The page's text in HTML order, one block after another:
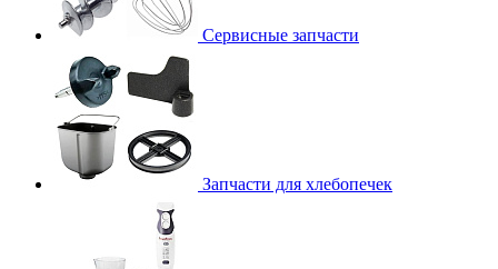
Сервисные запчасти
Запчасти для хлебопечек